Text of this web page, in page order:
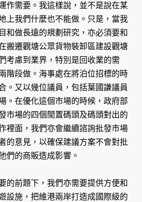
作需要。我這樣說，並不是說在某
上我們什麼也不能做。只是，當我
和做長遠的規劃研究，亦必須要和
搬遷觀塘公眾貨物裝卸區建設觀塘
考慮到業界，特別是回收業的需
階段做。海事處在將泊位招標的時
。又以幾位議員，包括葉國謙議員
。在優化這個市場的時候，政府部
市場的四個閒置碼頭及碼頭對出的
裡面，我們亦會繼續諮詢批發市場
的意見，以確保建議方案不會對批
們的商販造成影響。
的前題下，我們亦需要提供方便和
設施，把維港兩岸打造成國際級的